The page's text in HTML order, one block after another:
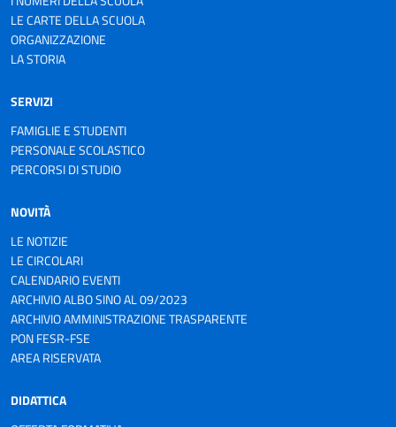
LE CARTE DELLA SCUOLA
ORGANIZZAZIONE
LA STORIA
SERVIZI
FAMIGLIE E STUDENTI
PERSONALE SCOLASTICO
PERCORSI DI STUDIO
NOVITÀ
LE NOTIZIE
LE CIRCOLARI
CALENDARIO EVENTI
ARCHIVIO ALBO SINO AL 09/2023
ARCHIVIO AMMINISTRAZIONE TRASPARENTE
PON FESR-FSE
AREA RISERVATA
DIDATTICA